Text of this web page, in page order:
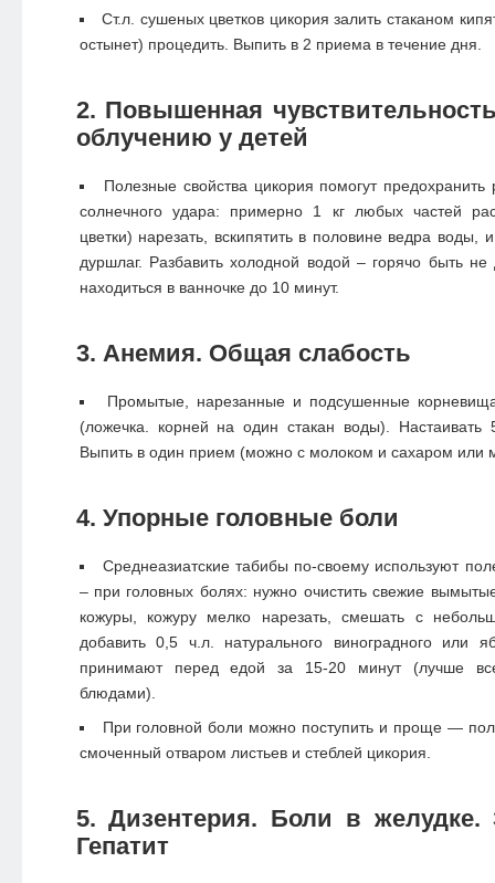
Ст.л. сушеных цветков цикория залить стаканом
остынет) процедить. Выпить в 2 приема в течение дня.
2. Повышенная
облучению у детей
Полезные свойства цикория помогут предохранить
солнечного удара: примерно 1 кг любых частей
цветки) нарезать, вскипятить в половине ведра воды,
дуршлаг. Разбавить холодной водой – горячо быть
находиться в ванночке до 10 минут.
3. Анемия. Общая слабость
Промытые, нарезанные и подсушенные
(ложечка. корней на один стакан воды). Настаивать
Выпить в один прием (можно с молоком и сахаром или
4. Упорные головные боли
Среднеазиатские табибы по-своему используют
– при головных болях: нужно очистить свежие
кожуры, кожуру мелко нарезать, смешать с
добавить 0,5 ч.л. натурального виноградного или
принимают перед едой за 15-20 минут (лучше
блюдами).
При головной боли можно поступить и проще —
смоченный отваром листьев и стеблей цикория.
5. Дизентерия. Боли в желудке.
Гепатит